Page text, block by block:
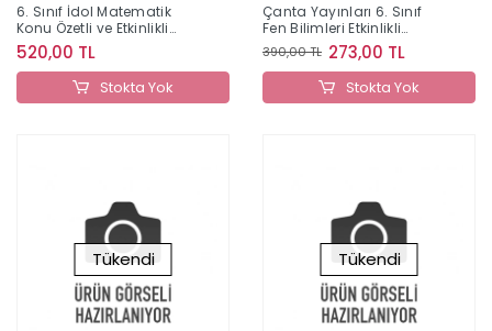
6. Sınıf İdol Matematik
Konu Özetli ve Etkinlikli
Soru Bankası Çanta
Yayınları
520,00 TL
Stokta Yok
Çanta Yayınları 6. Sınıf
Fen Bilimleri Etkinlikli
Kazanım Soru Bankası
390,00 TL 273,00 TL
Stokta Yok
Tükendi Tükendi